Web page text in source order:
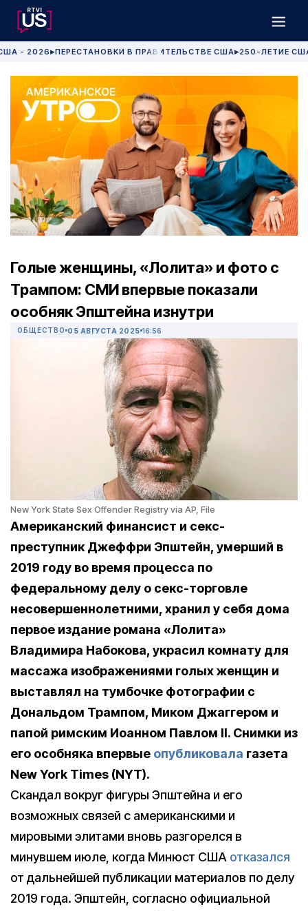
- 2026 ▶ПЕРЕСТАНОВКИ В ПРАВИТЕЛЬСТВЕ США▶250-ЛЕТИЕ
Голые женщины, «Лолита» и фото с
Трампом: СМИ впервые показали
особняк Эпштейна изнутри
ОБЩЕСТВО 05 АВГУСТА 2025 16:56
New York State Sex Offender Registry via AP, File
Американский финансист и секс-
преступник Джеффри Эпштейн, умерший в
2019 году во время процесса по
федеральному делу о секс-торговле
несовершеннолетними, хранил у себя дома
первое издание романа «Лолита»
Владимира Набокова, украсил комнату для
массажа изображениями голых женщин и
выставлял на тумбочке фотографии с
Дональдом Трампом, Миком Джаггером и
папой римским Иоанном Павлом II. Снимки из
его особняка впервые опубликовала газета
New York Times (NYT).
Скандал вокруг фигуры Эпштейна и его
возможных связей с американскими и
мировыми элитами вновь разгорелся в
минувшем июле, когда Минюст США отказался
от дальнейшей публикации материалов по делу
2019 года. Эпштейн, согласно официальной